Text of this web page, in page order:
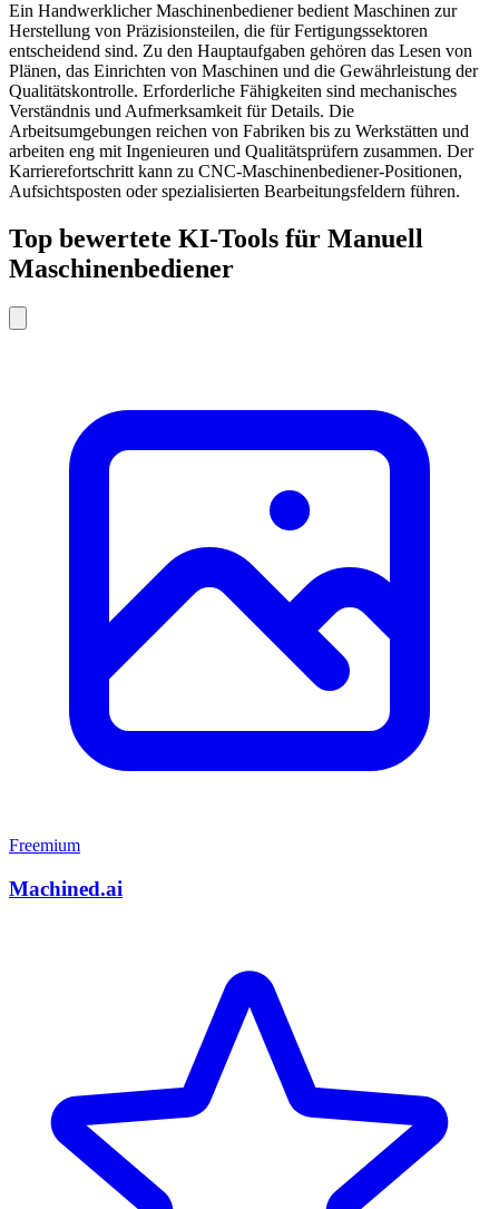
Ein Handwerklicher Maschinenbediener bedient Maschinen zur
Herstellung von Präzisionsteilen, die für Fertigungssektoren
entscheidend sind. Zu den Hauptaufgaben gehören das Lesen von
Plänen, das Einrichten von Maschinen und die Gewährleistung der
Qualitätskontrolle. Erforderliche Fähigkeiten sind mechanisches
Verständnis und Aufmerksamkeit für Details. Die
Arbeitsumgebungen reichen von Fabriken bis zu Werkstätten und
arbeiten eng mit Ingenieuren und Qualitätsprüfern zusammen. Der
Karrierefortschritt kann zu CNC-Maschinenbediener-Positionen,
Aufsichtsposten oder spezialisierten Bearbeitungsfeldern führen.
Top bewertete KI-Tools für Manuell
Maschinenbediener
Freemium
Machined.ai